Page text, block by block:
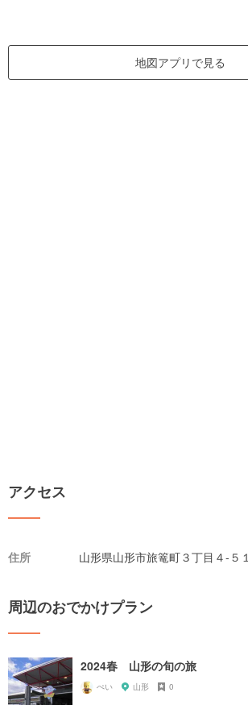
地図アプリで見る
アクセス
住所 山形県山形市旅篭町３丁目４-５１
周辺のおでかけプラン
2024春 山形の旬の旅
ぺい 山形 0